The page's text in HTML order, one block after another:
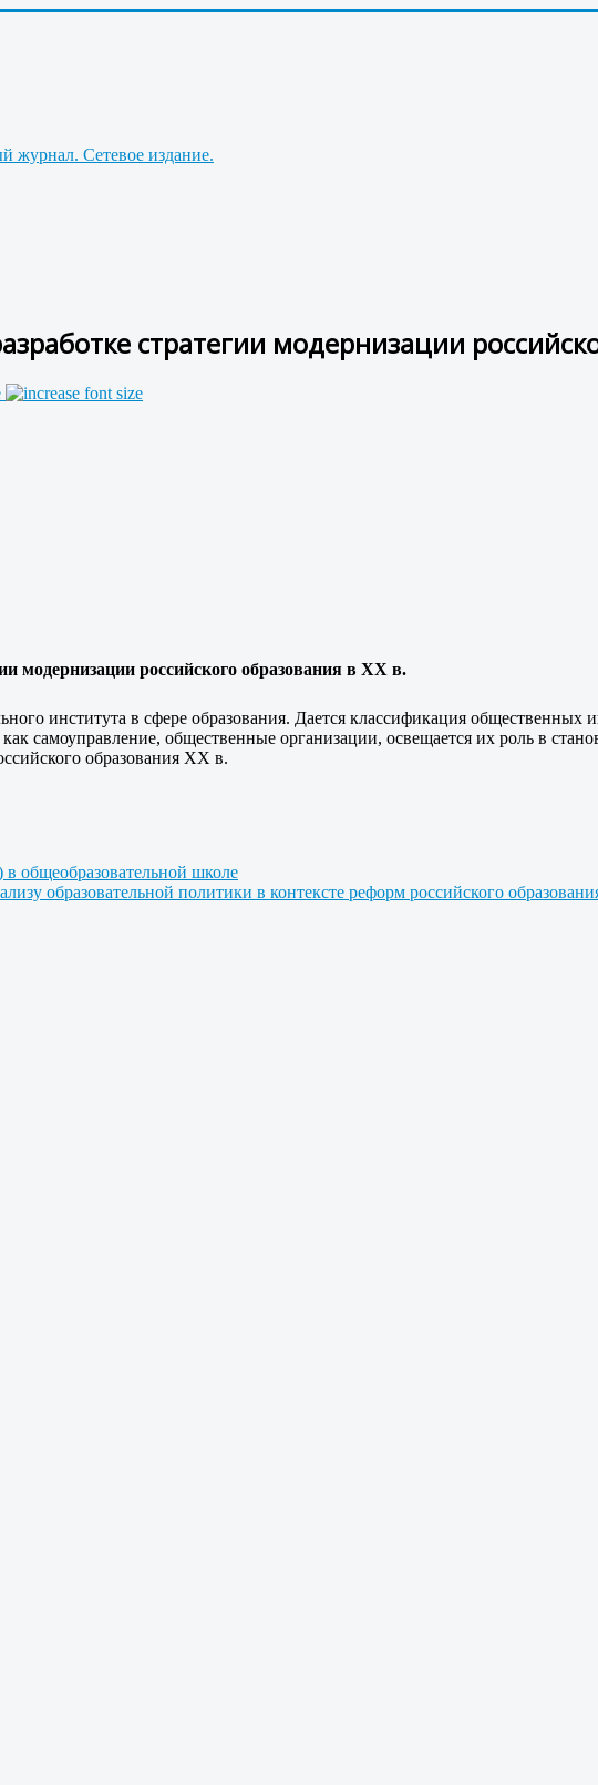
стратегии модернизации
модернизации российского образования в ХХ в.
института в сфере образования. Дается классификация
самоуправление, общественные организации, освещается их роль в
образования ХХ в.
в общеобразовательной школе
образовательной политики в контексте реформ российского